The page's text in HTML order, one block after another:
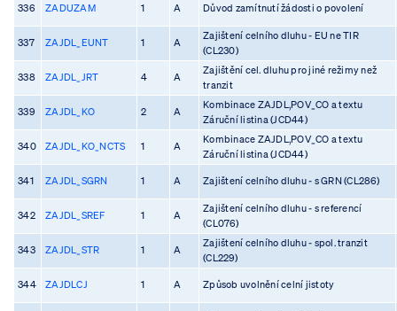
336 ZADUZAM 1 A Důvod zamítnutí žádosti o povolení
337 ZAJDL_EUNT 1 A
Zajištení celního dluhu - EU ne TIR
(CL230)
338 ZAJDL_JRT 4 A
Zajištění cel. dluhu pro jiné režimy než
tranzit
339 ZAJDL_KO 2 A
Kombinace ZAJDL,POV_CO a textu
Záruční listina (JCD44)
340 ZAJDL_KO_NCTS 1 A
Kombinace ZAJDL,POV_CO a textu
Záruční listina (JCD44)
341 ZAJDL_SGRN 1 A Zajištení celního dluhu - s GRN (CL286)
342 ZAJDL_SREF 1 A
Zajištení celního dluhu - s referencí
(CL076)
343 ZAJDL_STR 1 A
Zajištení celního dluhu - spol. tranzit
(CL229)
344 ZAJDLCJ 1 A Způsob uvolnění celní jistoty